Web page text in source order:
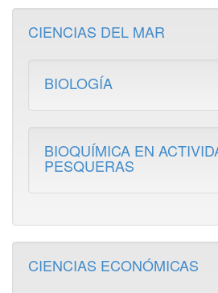
CIENCIAS DEL MAR
BIOLOGÍA
BIOQUÍMICA EN
PESQUERAS
CIENCIAS ECONÓMICAS